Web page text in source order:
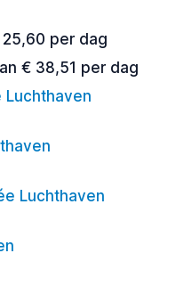
per dag
€ 38,51 per dag
Luchthaven
Luchthaven